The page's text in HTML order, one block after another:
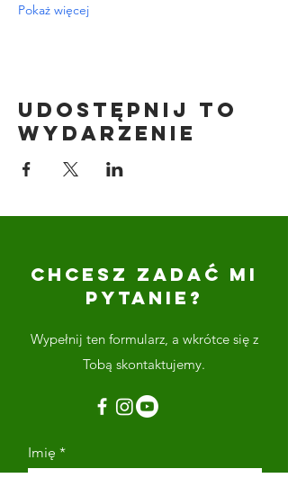
Pokaż więcej
Udostępnij to
wydarzenie
CHCESZ ZADAĆ MI
PYTANIE?
Wypełnij ten formularz, a wkrótce się z
Tobą skontaktujemy.
Imię